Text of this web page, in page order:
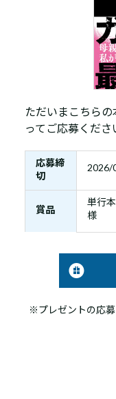
ただいまこちら
ってご応募くださ
応募締
切
2026/
賞品
単行
様
※プレゼントの応